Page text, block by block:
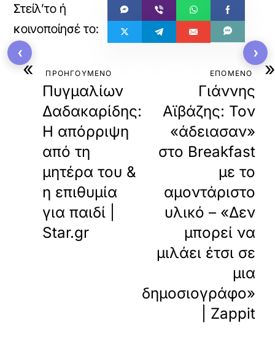
« ΠΡΟΗΓΟΥΜΕΝΟ
Πυγμαλίων
Δαδακαρίδης:
Η απόρριψη
από τη
μητέρα του &
η επιθυμία
για παιδί |
Star.gr
»
ΕΠΟΜΕΝΟ
Γιάννης
Αϊβάζης: Τον
«άδειασαν»
στο Breakfast
με το
αμοντάριστο
υλικό – «Δεν
μπορεί να
μιλάει έτσι σε
μια
δημοσιογράφο»
| Zappit
‹ ›